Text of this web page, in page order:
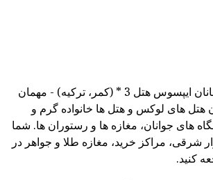
به طور خلاصه، مهمانان ایپسوس هتل 3 * (کمر، ترکیه) - مهمان
های لوکس و هتل ها خانواده گرم و
های جوانان، مغازه ها و رستوران ها. شما
شرقی، مراکز خرید، مغازه طلا و جواهر در
کنید.